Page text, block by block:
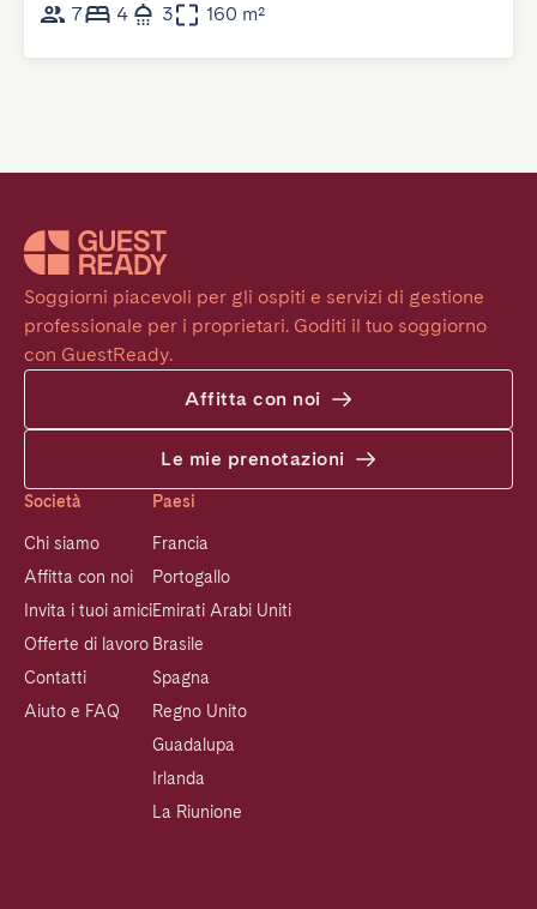
7
4 3 160 m²
Soggiorni piacevoli per gli ospiti e servizi di gestione
professionale per i proprietari. Goditi il tuo soggiorno
con GuestReady.
Affitta con noi
Le mie prenotazioni
Società
Chi siamo
Affitta con noi
Invita i tuoi amici
Offerte di lavoro
Contatti
Aiuto e FAQ
Paesi
Francia
Portogallo
Emirati Arabi Uniti
Brasile
Spagna
Regno Unito
Guadalupa
Irlanda
La Riunione